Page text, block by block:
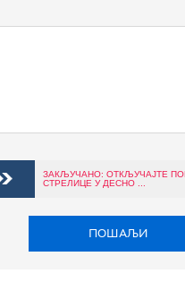
ЗАКЉУЧАНО: ОТКЉУЧАЈТЕ
СТРЕЛИЦЕ У ДЕСНО ...
ПОШАЉИ